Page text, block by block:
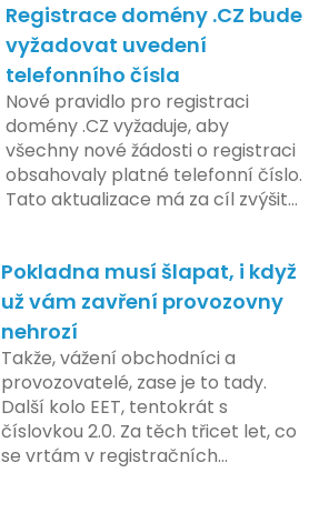
zahrnuje přípravu technické
platformy a legislativních změn,
které by měly být předloženy do
konce tohoto roku. Očekává se,
že tato fáze umožní adaptaci
systémů a rozšíření podpory pro
podnikatele, přičemž všechny
potřebné technologie by měly
být dostupné k testování v rámci
plánovaná na první pololetí
následujícího roku, je zaměřena
na školení a edukaci uživatelů,
včetně přípravy materiálů a
školení pro zaměstnavatele a
účetní firmy. V této fázi dojde
také k oficiálnímu spuštění
systému pro vybrané segmenty
podnikání. Třetí a konečná fáze
Registrace domény .CZ bude
vyžadovat uvedení
telefonního čísla
Nové pravidlo pro registraci
domény .CZ vyžaduje, aby
všechny nové žádosti o registraci
obsahovaly platné telefonní číslo.
Tato aktualizace má za cíl zvýšit
České republice. Povinnost uvést
telefonní číslo se týká všech
nově registrovaných domén, a
také může ovlivnit stávající
majitele domén při aktualizaci
jejich údajů.
Pokladna musí šlapat, i když
už vám zavření provozovny
nehrozí
Takže, vážení obchodníci a
provozovatelé, zase je to tady.
Další kolo EET, tentokrát s
číslovkou 2.0. Za těch třicet let, co
se vrtám v registračních